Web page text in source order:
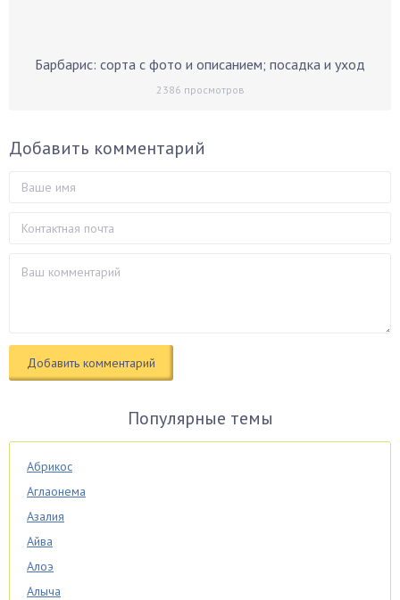
Барбарис: сорта с фото и описанием; посадка и уход
2386 просмотров
Добавить комментарий
Популярные темы
Абрикос
Аглаонема
Азалия
Айва
Алоэ
Алыча